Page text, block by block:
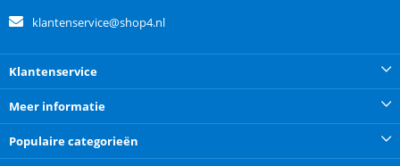
klantenservice@shop4.nl
Klantenservice
Meer informatie
Populaire categorieën